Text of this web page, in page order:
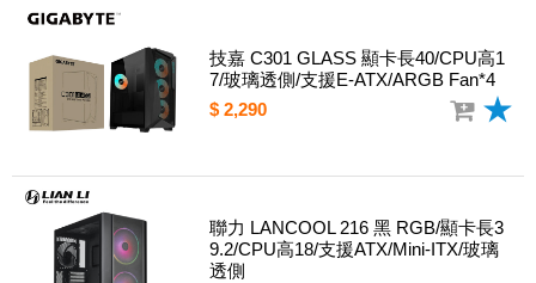
技嘉 C301 GLASS 顯卡長40/CPU高1
7/玻璃透側/支援E-ATX/ARGB Fan*4
$ 2,290
聯力 LANCOOL 216 黑 RGB/顯卡長3
9.2/CPU高18/支援ATX/Mini-ITX/玻璃
透側